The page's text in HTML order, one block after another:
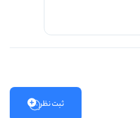
ثبت نظر